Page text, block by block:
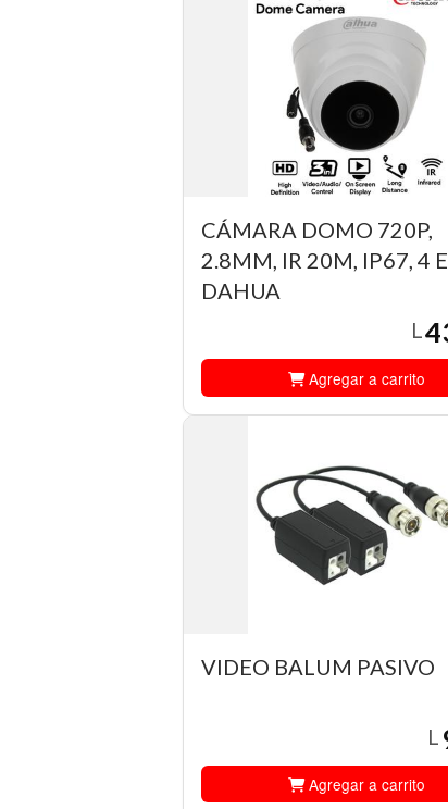
CÁMARA DOMO 720P,
2.8MM, IR 20M, IP67, 4
DAHUA
L
Agregar a carrito
VIDEO BALUM PASIVO
L
Agregar a carrito